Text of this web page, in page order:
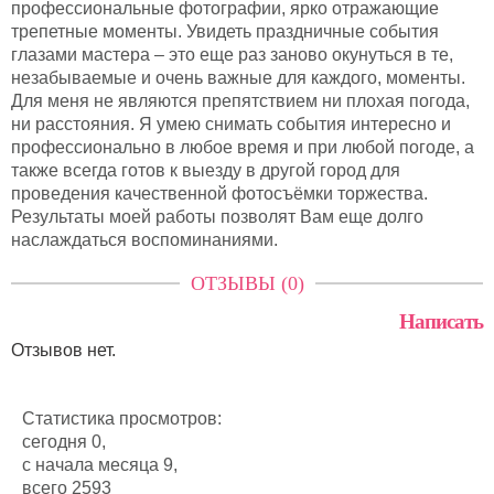
профессиональные фотографии, ярко отражающие
трепетные моменты. Увидеть праздничные события
глазами мастера – это еще раз заново окунуться в те,
незабываемые и очень важные для каждого, моменты.
Для меня не являются препятствием ни плохая погода,
ни расстояния. Я умею снимать события интересно и
профессионально в любое время и при любой погоде, а
также всегда готов к выезду в другой город для
проведения качественной фотосъёмки торжества.
Результаты моей работы позволят Вам еще долго
наслаждаться воспоминаниями.
ОТЗЫВЫ (0)
Написать
Отзывов нет.
Статистика просмотров:
сегодня 0,
с начала месяца 9,
всего 2593